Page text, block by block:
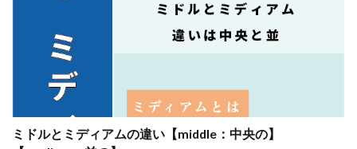
ミドルとミディアムの違い【middle：中央の】